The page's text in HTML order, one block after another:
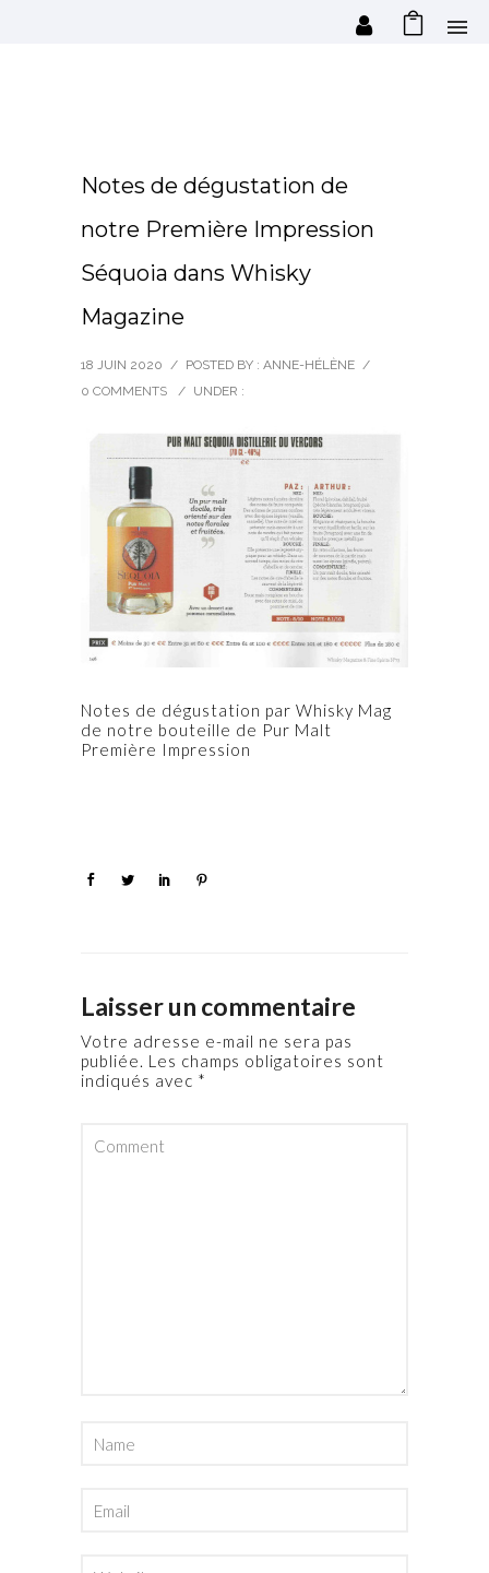
Notes de dégustation de
notre Première Impression
Séquoia dans Whisky
Magazine
18 JUIN 2020 / POSTED BY : ANNE-HÉLÈNE /
0 COMMENTS
/ UNDER :
Notes de dégustation par Whisky Mag
de notre bouteille de Pur Malt
Première Impression
Laisser un commentaire
Votre adresse e-mail ne sera pas
publiée. Les champs obligatoires sont
indiqués avec *